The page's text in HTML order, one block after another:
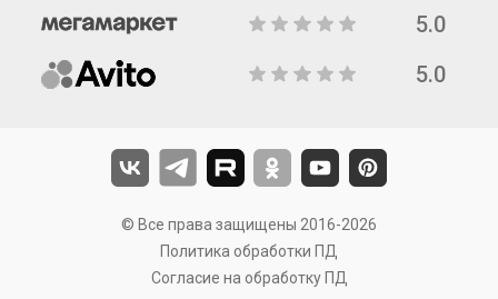
5.0
5.0
© Все права защищены 2016-2026
Политика обработки ПД
Согласие на обработку ПД